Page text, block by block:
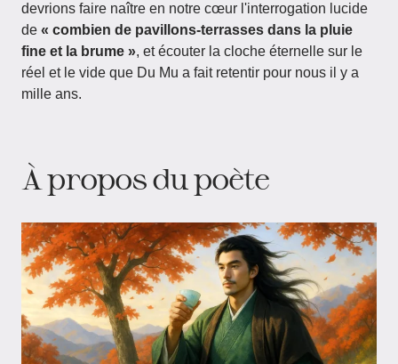
devrions faire naître en notre cœur l'interrogation lucide
de « combien de pavillons-terrasses dans la pluie
fine et la brume », et écouter la cloche éternelle sur le
réel et le vide que Du Mu a fait retentir pour nous il y a
mille ans.
À propos du poète